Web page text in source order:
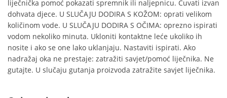
liječnička pomoć pokazati spremnik ili naljepnicu. Čuvati izvan
dohvata djece. U SLUČAJU DODIRA S KOŽOM: oprati velikom
količinom vode. U SLUČAJU DODIRA S OČIMA: oprezno ispirati
vodom nekoliko minuta. Ukloniti kontaktne leće ukoliko ih
nosite i ako se one lako uklanjaju. Nastaviti ispirati. Ako
nadražaj oka ne prestaje: zatražiti savjet/pomoć liječnika. Ne
gutajte. U slučaju gutanja proizvoda zatražite savjet liječnika.